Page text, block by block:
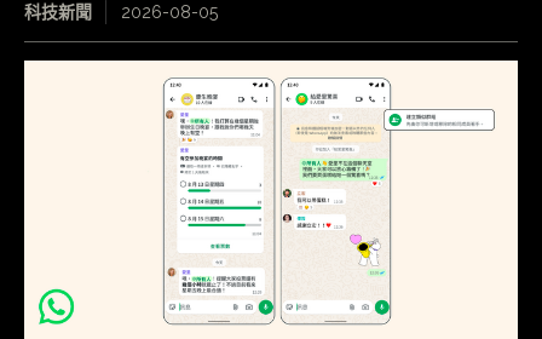
科技新聞 2026-08-05